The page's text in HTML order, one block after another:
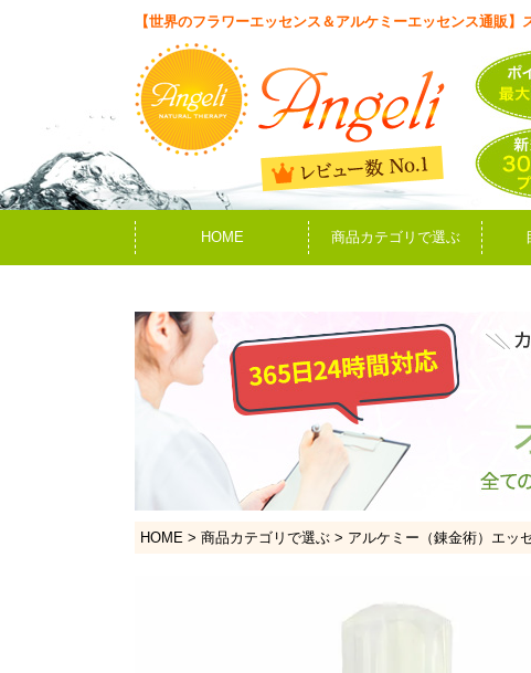
【世界のフラワーエッセンス＆アルケミーエッセンス通販
HOME 商品カテゴリで選ぶ
HOME 商品カテゴリで選ぶ アルケミー（錬金術）エッ